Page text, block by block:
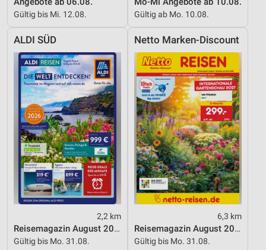
Gültig bis Mi. 12.08. Gültig ab Mo. 10.08.
ALDI SÜD
2,2 km
Reisemagazin August 2026
Gültig bis Mo. 31.08.
Netto Marken-Discount
6,3 km
Reisemagazin August 2026
Gültig bis Mo. 31.08.
Kombinationen von Daten aus verschiedenen
Quellen
Entwicklung und Verbesserung der Angebote
Verwendung reduzierter Daten zur Auswahl von
Inhalten
IAB-Besonderheiten:
Verwendung genauer Standortdaten
Geräte anhand von aktiv angeforderten
Informationen identifizieren
Nicht-IAB-Verarbeitungszwecke:
Notwendig
Funktional